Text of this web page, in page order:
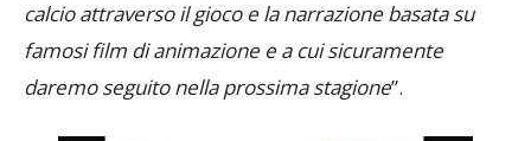
tra i 5 e gli 8 anni che avvicina le piccole al mondo del
calcio attraverso il gioco e la narrazione basata su
famosi film di animazione e a cui sicuramente
daremo seguito nella prossima stagione